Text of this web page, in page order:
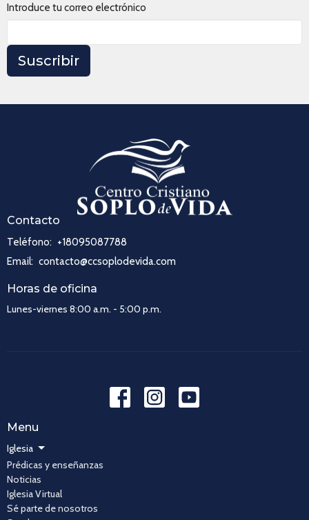
Introduce tu correo electrónico
Suscribir
Contacto
Teléfono: +18095087788
Email: contacto@ccsoplodevida.com
Horas de oficina
Lunes-viernes 8:00 a.m. - 5:00 p.m.
Menu
Iglesia
Prédicas y enseñanzas
Noticias
Iglesia Virtual
Sé parte de nosotros